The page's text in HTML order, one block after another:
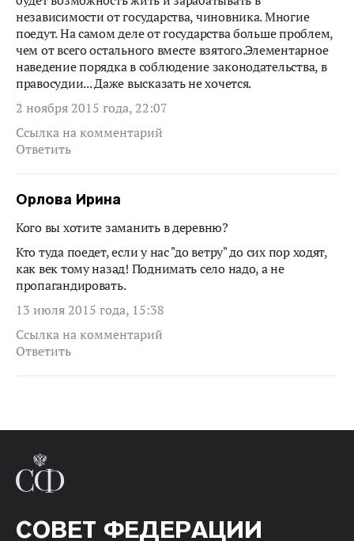
независимости от государства, чиновника. Многие
поедут. На самом деле от государства больше проблем,
чем от всего остального вместе взятого.Элементарное
наведение порядка в соблюдение законодательства, в
правосудии... Даже высказать не хочется.
2 ноября 2015 года, 22:07
Ссылка на комментарий
Ответить
Орлова Ирина
Кого вы хотите заманить в деревню?
Кто туда поедет, если у нас "до ветру" до сих пор ходят,
как век тому назад! Поднимать село надо, а не
пропагандировать.
13 июля 2015 года, 15:38
Ссылка на комментарий
Ответить
СОВЕТ ФЕДЕРАЦИИ